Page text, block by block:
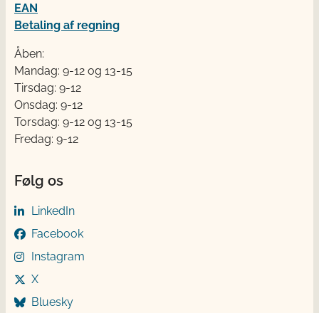
EAN
Betaling af regning
Åben:
Mandag: 9-12 og 13-15
Tirsdag: 9-12
Onsdag: 9-12
Torsdag: 9-12 og 13-15
Fredag: 9-12
Følg os
LinkedIn
Facebook
Instagram
X
Bluesky